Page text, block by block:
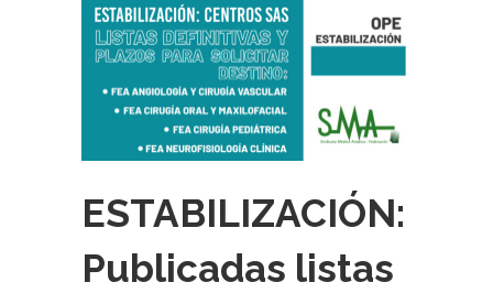
ESTABILIZACIÓN:
Publicadas listas